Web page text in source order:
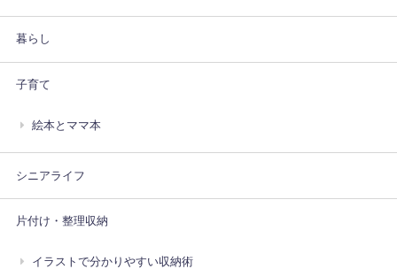
暮らし
子育て
絵本とママ本
シニアライフ
片付け・整理収納
イラストで分かりやすい収納術